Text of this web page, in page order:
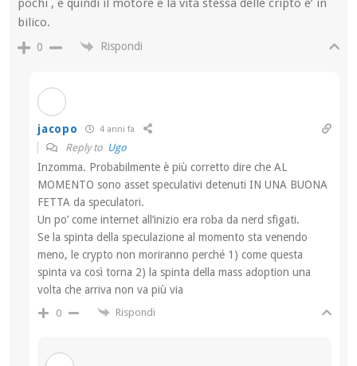
pochi , e quindi il motore e la vita stessa delle cripto e’ in
bilico.
0 Rispondi
jacopo 4 anni fa
Reply to Ugo
Inzomma. Probabilmente è più corretto dire che AL
MOMENTO sono asset speculativi detenuti IN UNA BUONA
FETTA da speculatori.
Un po’ come internet all’inizio era roba da nerd sfigati.
Se la spinta della speculazione al momento sta venendo
meno, le crypto non moriranno perché 1) come questa
spinta va così torna 2) la spinta della mass adoption una
volta che arriva non va più via
0 Rispondi